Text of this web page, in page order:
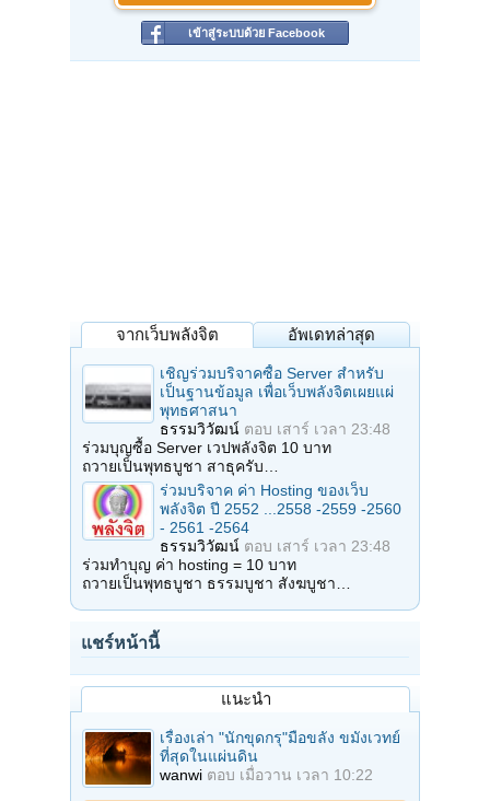
เข้าสู่ระบบด้วย Facebook
จากเว็บพลังจิต อัพเดทล่าสุด
เชิญร่วมบริจาคซื้อ Server สำหรับ
เป็นฐานข้อมูล เพื่อเว็บพลังจิตเผยแผ่
พุทธศาสนา
ธรรมวิวัฒน์ ตอบ เสาร์ เวลา 23:48
ร่วมบุญซื้อ Server เวปพลังจิต 10 บาท
ถวายเป็นพุทธบูชา สาธุครับ…
ร่วมบริจาค ค่า Hosting ของเว็บ
พลังจิต ปี 2552 ...2558 -2559 -2560
- 2561 -2564
ธรรมวิวัฒน์ ตอบ เสาร์ เวลา 23:48
ร่วมทำบุญ ค่า hosting = 10 บาท
ถวายเป็นพุทธบูชา ธรรมบูชา สังฆบูชา…
แชร์หน้านี้
แนะนำ
เรื่องเล่า "นักขุดกรุ"มือขลัง ขมังเวทย์
ที่สุดในแผ่นดิน
wanwi ตอบ เมื่อวาน เวลา 10:22